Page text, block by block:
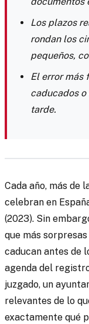
Los plazos
rondan los
pequeños,
El error más
caducados
tarde.
Cada año, más de
celebran en
(2023). Sin
que más
caducan antes de
agenda del
juzgado, un
relevantes de lo
exactamente qué